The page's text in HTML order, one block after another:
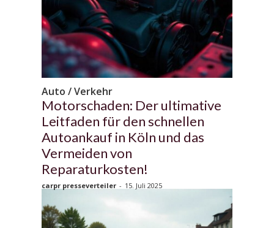
Auto / Verkehr
Motorschaden: Der ultimative
Leitfaden für den schnellen
Autoankauf in Köln und das
Vermeiden von
Reparaturkosten!
carpr presseverteiler - 15. Juli 2025